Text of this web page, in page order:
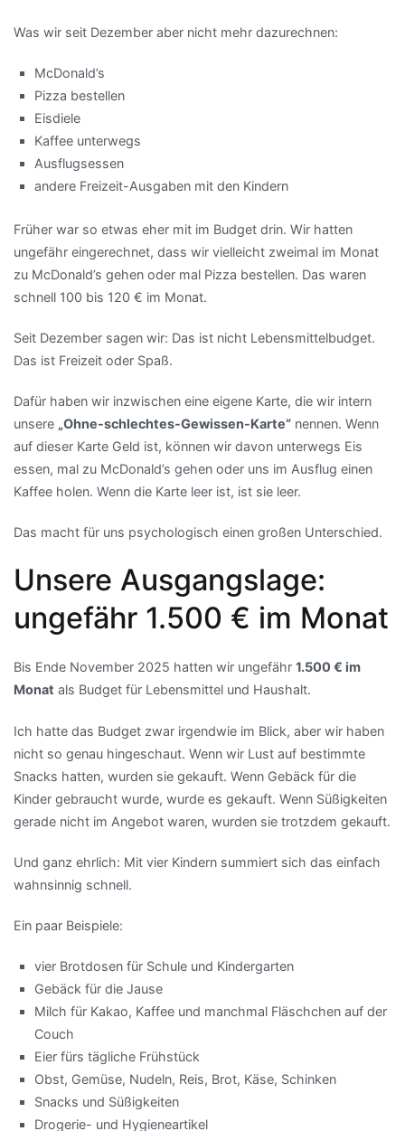
Was wir seit Dezember aber nicht mehr dazurechnen:
McDonald’s
Pizza bestellen
Eisdiele
Kaffee unterwegs
Ausflugsessen
andere Freizeit-Ausgaben mit den Kindern
Früher war so etwas eher mit im Budget drin. Wir hatten
ungefähr eingerechnet, dass wir vielleicht zweimal im Monat
zu McDonald’s gehen oder mal Pizza bestellen. Das waren
schnell 100 bis 120 € im Monat.
Seit Dezember sagen wir: Das ist nicht Lebensmittelbudget.
Das ist Freizeit oder Spaß.
Dafür haben wir inzwischen eine eigene Karte, die wir intern
unsere „Ohne-schlechtes-Gewissen-Karte“ nennen. Wenn
auf dieser Karte Geld ist, können wir davon unterwegs Eis
essen, mal zu McDonald’s gehen oder uns im Ausflug einen
Kaffee holen. Wenn die Karte leer ist, ist sie leer.
Das macht für uns psychologisch einen großen Unterschied.
Unsere Ausgangslage:
ungefähr 1.500 € im Monat
Bis Ende November 2025 hatten wir ungefähr 1.500 € im
Monat als Budget für Lebensmittel und Haushalt.
Ich hatte das Budget zwar irgendwie im Blick, aber wir haben
nicht so genau hingeschaut. Wenn wir Lust auf bestimmte
Snacks hatten, wurden sie gekauft. Wenn Gebäck für die
Kinder gebraucht wurde, wurde es gekauft. Wenn Süßigkeiten
gerade nicht im Angebot waren, wurden sie trotzdem gekauft.
Und ganz ehrlich: Mit vier Kindern summiert sich das einfach
wahnsinnig schnell.
Ein paar Beispiele:
vier Brotdosen für Schule und Kindergarten
Gebäck für die Jause
Milch für Kakao, Kaffee und manchmal Fläschchen auf der
Couch
Eier fürs tägliche Frühstück
Obst, Gemüse, Nudeln, Reis, Brot, Käse, Schinken
Snacks und Süßigkeiten
Drogerie- und Hygieneartikel